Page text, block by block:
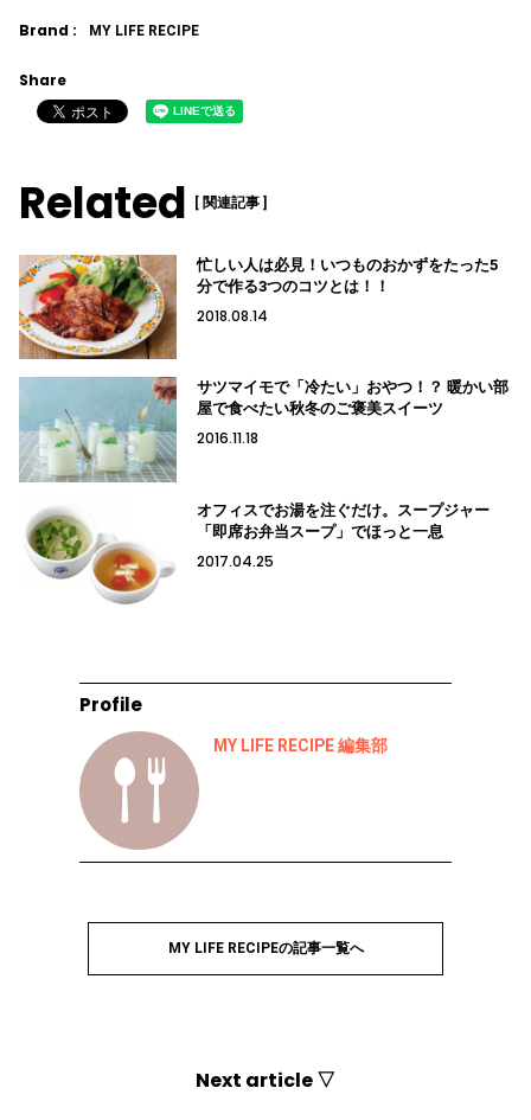
Brand : MY LIFE RECIPE
Share
Related [ 関連記事 ]
忙しい人は必見！いつものおかずをたった5
分で作る3つのコツとは！！
2018.08.14
サツマイモで「冷たい」おやつ！？ 暖かい部
屋で食べたい秋冬のご褒美スイーツ
2016.11.18
オフィスでお湯を注ぐだけ。スープジャー
「即席お弁当スープ」でほっと一息
2017.04.25
Profile
MY LIFE RECIPE 編集部
MY LIFE RECIPEの記事一覧へ
Next article ▽